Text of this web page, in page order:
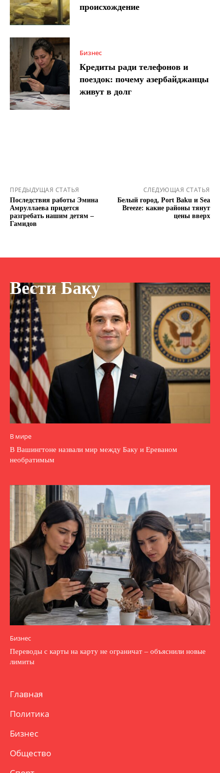
происхождение
Бизнес
Кредиты ради телефонов и
поездок: почему азербайджанцы
живут в долг
ПРЕДЫДУЩАЯ СТАТЬЯ
Последствия работы Эмина
Амруллаева придется
разгребать нашим детям –
Гамидов
СЛЕДУЮЩАЯ СТАТЬЯ
Белый город, Port Baku и Sea
Breeze: какие районы тянут
цены вверх
Вести Баку
В мире
В Вашингтоне назвали мир между Баку и Ереваном
необратимым
Бизнес
Переводы с карты на карту не ограничат – объяснили новые
лимиты
Главная
Политика
Бизнес
Общество